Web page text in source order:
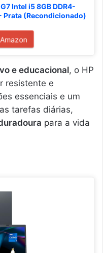
Intel i5 8GB DDR4-
Prata (Recondicionado)
e educacional, o HP
resistente e
essenciais e um
tarefas diárias,
para a vida